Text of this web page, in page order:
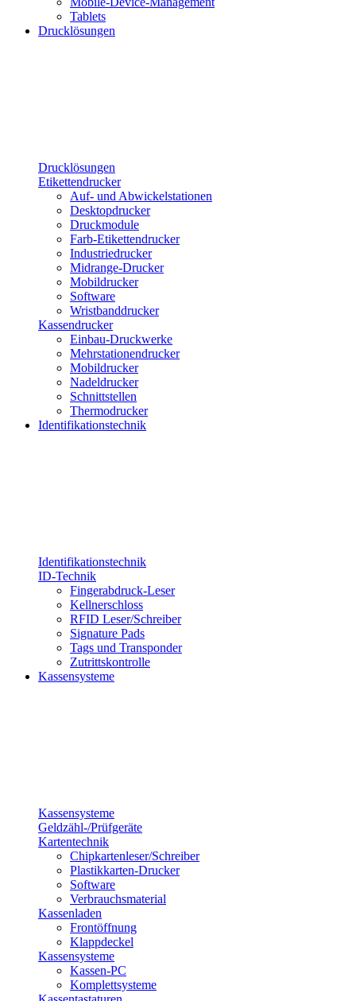
Tablets
Drucklösungen
Drucklösungen
Etikettendrucker
Auf- und Abwickelstationen
Desktopdrucker
Druckmodule
Farb-Etikettendrucker
Industriedrucker
Midrange-Drucker
Mobildrucker
Software
Wristbanddrucker
Kassendrucker
Einbau-Druckwerke
Mehrstationendrucker
Mobildrucker
Nadeldrucker
Schnittstellen
Thermodrucker
Identifikationstechnik
Identifikationstechnik
ID-Technik
Fingerabdruck-Leser
Kellnerschloss
RFID Leser/Schreiber
Signature Pads
Tags und Transponder
Zutrittskontrolle
Kassensysteme
Kassensysteme
Geldzähl-/Prüfgeräte
Kartentechnik
Chipkartenleser/Schreiber
Plastikkarten-Drucker
Software
Verbrauchsmaterial
Kassenladen
Frontöffnung
Klappdeckel
Kassensysteme
Kassen-PC
Komplettsysteme